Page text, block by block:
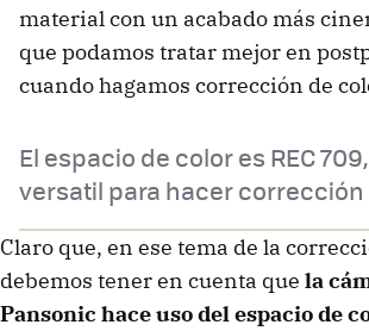
material con un acabado más
que podamos tratar mejor en
cuando hagamos corrección de
El espacio de color es REC
versatil para hacer
Claro que, en ese tema de la
debemos tener en cuenta que la
Pansonic hace uso del espacio de